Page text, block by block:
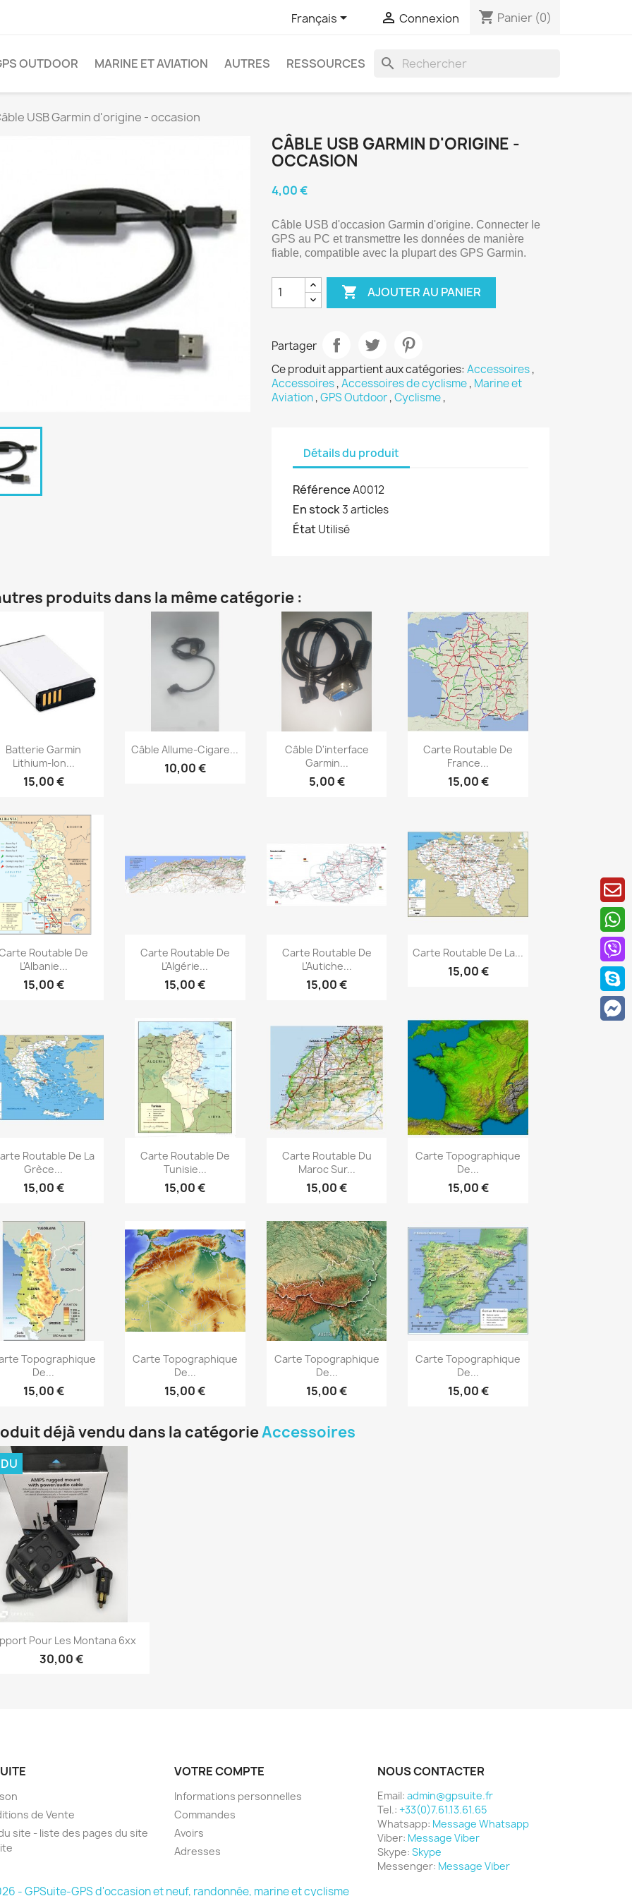
Français  Connexion shopping_cart Panier (0)
OUTDOOR MARINE ET AVIATION AUTRES RESSOURCES search
USB Garmin d'origine - occasion
CÂBLE USB GARMIN D'ORIGINE -
OCCASION
4,00 €
Câble USB d'occasion Garmin d'origine. Connecter le
GPS au PC et transmettre les données de manière
fiable, compatible avec la plupart des GPS Garmin.
 AJOUTER AU PANIER
Partager
Ce produit appartient aux catégories:Accessoires,
Accessoires,Accessoires de cyclisme, Marine et
Aviation,GPS Outdoor,Cyclisme,
Détails du produit
Référence A0012
En stock3 articles
ÉtatUtilisé
produits dans la même catégorie :
Aperçu rapide
Batterie Garmin
Lithium-Ion...
15,00 €
Aperçu rapide
Câble Allume-Cigare...
10,00 €
Aperçu rapide
Câble D'interface
Garmin...
5,00 €
Aperçu rapide
Carte Routable De
France...
15,00 €
Aperçu rapide
Routable De
L'Albanie...
15,00 €
Aperçu rapide
Carte Routable De
L'Algérie...
15,00 €
Aperçu rapide
Carte Routable De
L'Autiche...
15,00 €
Aperçu rapide
Carte Routable De La...
15,00 €
Aperçu rapide
Routable De La
Grèce...
15,00 €
Aperçu rapide
Carte Routable De
Tunisie...
15,00 €
Aperçu rapide
Carte Routable Du
Maroc Sur...
15,00 €
Aperçu rapide
Carte Topographique
De...
15,00 €
Aperçu rapide
Topographique
De...
15,00 €
Aperçu rapide
Carte Topographique
De...
15,00 €
Aperçu rapide
Carte Topographique
De...
15,00 €
Aperçu rapide
Carte Topographique
De...
15,00 €
déjà vendu dans la catégorieAccessoires
Aperçu rapide
Pour Les Montana 6xx
30,00 €
de Vente
site - liste des pages du site
VOTRE COMPTE
Informations personnelles
Commandes
Avoirs
Adresses
NOUS CONTACTER
Email:admin@gpsuite.fr
Tel.:+33(0)7.61.13.61.65
Whatsapp: Message Whatsapp
Viber: Message Viber
Skype:Skype
Messenger: Message Viber
- GPSuite-GPS d'occasion et neuf, randonnée, marine et cyclisme